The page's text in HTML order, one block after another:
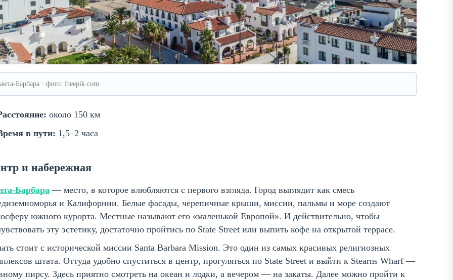
Барбара · фото: freepik.com
около 150 км
в пути: 1,5–2 часа
и набережная
Барбара — место, в которое влюбляются с первого взгляда. Город выглядит как смесь
и Калифорнии. Белые фасады, черепичные крыши, миссии, пальмы и море создают
южного курорта. Местные называют его «маленькой Европой». И действительно, чтобы
эту эстетику, достаточно пройтись по State Street или выпить кофе на открытой террасе.
стоит с исторической миссии Santa Barbara Mission. Это один из самых красивых религиозных
штата. Оттуда удобно спуститься в центр, прогуляться по State Street и выйти к Stearns Wharf —
пирсу. Здесь приятно смотреть на океан и лодки, а вечером — на закаты. Далее можно пройти к